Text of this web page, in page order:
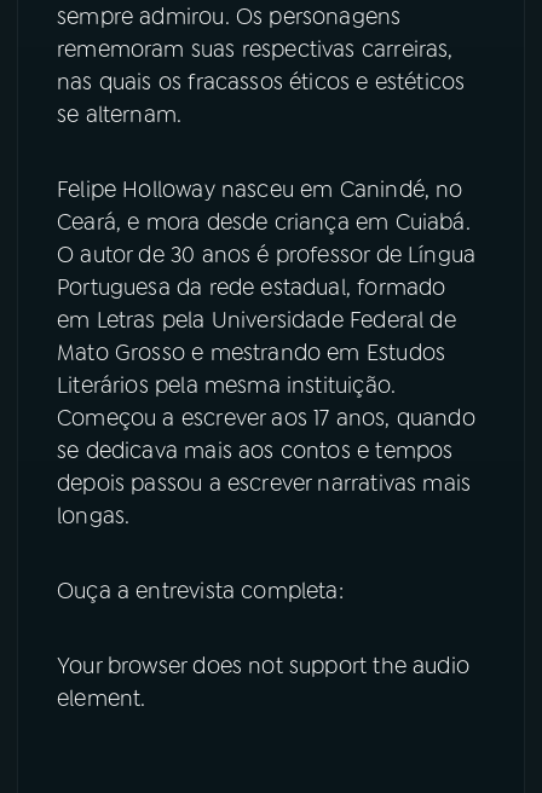
TikTok
sempre admirou. Os personagens
rememoram suas respectivas carreiras,
nas quais os fracassos éticos e estéticos
se alternam.
Felipe Holloway nasceu em Canindé, no
Ceará, e mora desde criança em Cuiabá.
O autor de 30 anos é professor de Língua
Portuguesa da rede estadual, formado
em Letras pela Universidade Federal de
Mato Grosso e mestrando em Estudos
Literários pela mesma instituição.
Começou a escrever aos 17 anos, quando
se dedicava mais aos contos e tempos
depois passou a escrever narrativas mais
longas.
Ouça a entrevista completa:
Your browser does not support the audio
element.